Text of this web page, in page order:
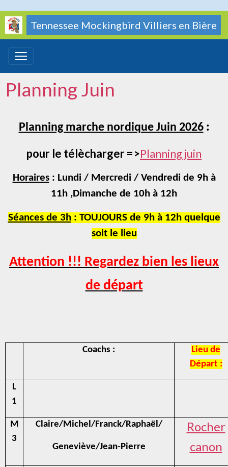
Tennessee Mockingbird Villiers en Bière
Planning Juin
Planning marche nordique Juin 2026:
pour le télècharger =>Planning juin
Horaires: Lundi / Mercredi / Vendredi de 9h à
11h ,Dimanche de 10h à 12h
Séances de 3h: TOUJOURS de 9h à 12h quelque
soit le lieu
Attention !!! Regardez bien les lieux
de départ
Coachs :
Lieu de
Départ :
L
1
M
3
Claire/Michel/Franck/Raphaël/
Geneviève/Jean-Pierre
Rocher
canon